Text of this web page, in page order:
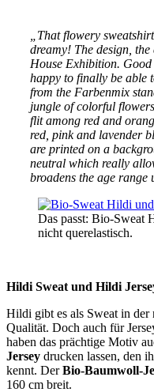
„That flowery
dreamy! The design,
House Exhibition.
happy to finally be able
from the Farbenmix
jungle of colorful
flit among red and
red, pink and lavender
are printed on a
neutral which really
broadens the age range
Das passt: Bio-Sweat
nicht querelastisch.
Hildi Sweat und Hildi
Hildi gibt es als Sweat in der
Qualität. Doch auch für
haben das prächtige Motiv
Jersey drucken lassen, den
kennt. DerBio-Baumwoll-
160 cm breit.